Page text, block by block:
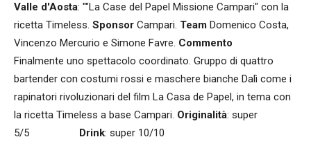
Valle d'Aosta: ""La Case del Papel Missione Campari" con la
ricetta Timeless. Sponsor Campari. Team Domenico Costa,
Vincenzo Mercurio e Simone Favre. Commento
Finalmente uno spettacolo coordinato. Gruppo di quattro
bartender con costumi rossi e maschere bianche Dalì come i
rapinatori rivoluzionari del film La Casa de Papel, in tema con
la ricetta Timeless a base Campari. Originalità: super
5/5 Drink: super 10/10